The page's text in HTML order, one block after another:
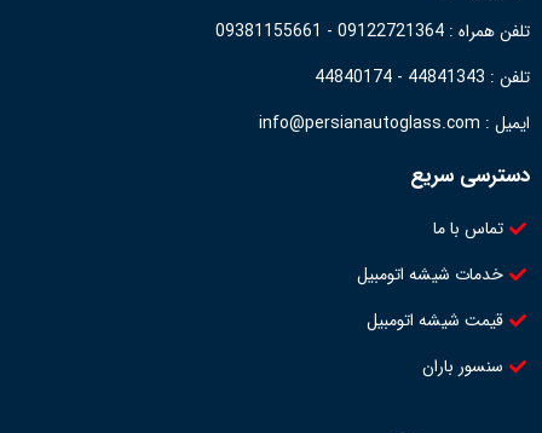
تلفن همراه : 09122721364 - 09381155661
تلفن : 44841343 - 44840174
ایمیل : info@persianautoglass.com
دسترسی سریع
تماس با ما
خدمات شیشه اتومبیل
قیمت شیشه اتومبیل
سنسور باران